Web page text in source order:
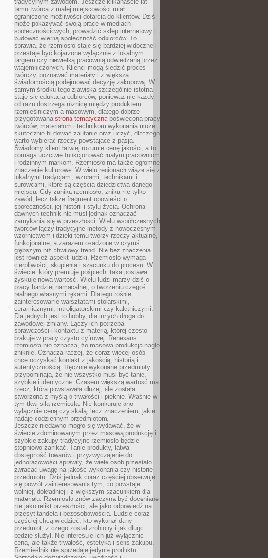
tradycyjnym zawodom. Jeszcze kilkanaście lat
temu twórca z małej miejscowości miał
ograniczone możliwości dotarcia do klientów. Dziś
może pokazywać swoją pracę w mediach
społecznościowych, prowadzić sklep internetowy i
budować wierną społeczność odbiorców. To
sprawia, że rzemiosło staje się bardziej widoczne i
przestaje być kojarzone wyłącznie z lokalnym
targiem czy niewielką pracownią odwiedzaną przez
wtajemniczonych. Klienci mogą śledzić proces
twórczy, poznawać materiały i z większą
świadomością podejmować decyzję zakupową. W
samym środku tego zjawiska szczególnie istotna
staje się edukacja odbiorców, ponieważ nie każdy
od razu dostrzega różnicę między produktem
rzemieślniczym a masowym, dlatego dobrze
przygotowana strona tematycznapoświęcona pracy
twórców, materiałom i technikom wykonania może
skutecznie budować zaufanie oraz uczyć, dlaczego
warto wybierać rzeczy powstające z pasją.
Świadomy klient łatwiej rozumie cenę jakości, a to
pomaga uczciwie funkcjonować małym pracowniom
i rodzinnym markom. Rzemiosło ma także ogromne
znaczenie kulturowe. W wielu regionach wiąże się z
lokalnymi tradycjami, wzorami, technikami i
surowcami, które są częścią dziedzictwa danego
miejsca. Gdy zanika rzemiosło, znika nie tylko
zawód, lecz także fragment opowieści o
społeczności, jej historii i stylu życia. Ochrona
dawnych technik nie musi jednak oznaczać
zamykania się w przeszłości. Wielu współczesnych
twórców łączy tradycyjne metody z nowoczesnym
wzornictwem i dzięki temu tworzy rzeczy aktualne,
funkcjonalne, a zarazem osadzone w czymś
głębszym niż chwilowy trend. Nie bez znaczenia
jest również aspekt ludzki. Rzemiosło wymaga
cierpliwości, skupienia i szacunku do procesu. W
świecie, który premiuje pośpiech, taka postawa
zyskuje nową wartość. Wielu ludzi marzy dziś o
pracy bardziej namacalnej, o tworzeniu czegoś
realnego własnymi rękami. Dlatego rośnie
zainteresowanie warsztatami stolarskimi,
ceramicznymi, introligatorskimi czy kaletniczymi.
Dla jednych jest to hobby, dla innych droga do
zawodowej zmiany. Łączy ich potrzeba
sprawczości i kontaktu z materią, której często
brakuje w pracy czysto cyfrowej. Renesans
rzemiosła nie oznacza, że masowa produkcja nagle
zniknie. Oznacza raczej, że coraz więcej osób
chce odzyskać kontakt z jakością, historią i
autentycznością. Ręcznie wykonane przedmioty
przypominają, że nie wszystko musi być tanie,
szybkie i identyczne. Czasem większą wartość ma
rzecz, która powstawała dłużej, ale została
stworzona z myślą o trwałości i pięknie. Właśnie w
tym tkwi siła rzemiosła. Nie konkuruje ono
wyłącznie ceną czy skalą, lecz znaczeniem, jakie
nadaje codziennym przedmiotom.
Jeszcze niedawno mogło się wydawać, że w
świecie zdominowanym przez masową produkcję i
szybkie zakupy tradycyjne rzemiosło będzie
stopniowo zanikać. Tanie produkty, łatwa
dostępność towarów i przyzwyczajenie do
jednorazowości sprawiły, że wiele osób przestało
zwracać uwagę na jakość wykonania czy historię
przedmiotu. Dziś jednak coraz częściej obserwuje
się powrót zainteresowania tym, co powstaje
wolniej, dokładniej i z większym szacunkiem dla
materiału. Rzemiosło znów zaczyna być doceniane
nie jako relikt przeszłości, ale jako odpowiedź na
przesyt tandetą i bezosobowością. Ludzie coraz
częściej chcą wiedzieć, kto wykonał dany
przedmiot, z czego został zrobiony i jak długo
będzie służył. Nie interesuje ich już wyłącznie
cena, ale także trwałość, estetyka i sens zakupu.
Rzemieślnik nie sprzedaje jedynie produktu.